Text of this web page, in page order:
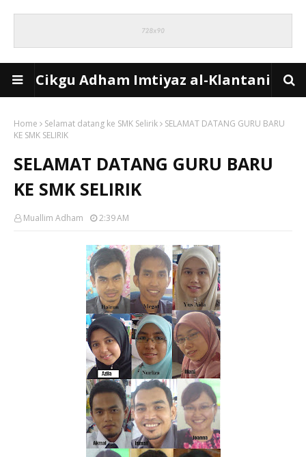
Cikgu Adham Imtiyaz al-Klantani
Home Selamat datang ke SMK Selirik
SELAMAT DATANG GURU BARU
KE SMK SELIRIK
SELAMAT DATANG GURU BARU
KE SMK SELIRIK
Muallim Adham 2:39 AM